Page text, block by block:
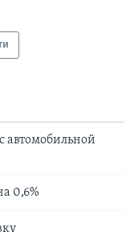
автомобильной
0,6%